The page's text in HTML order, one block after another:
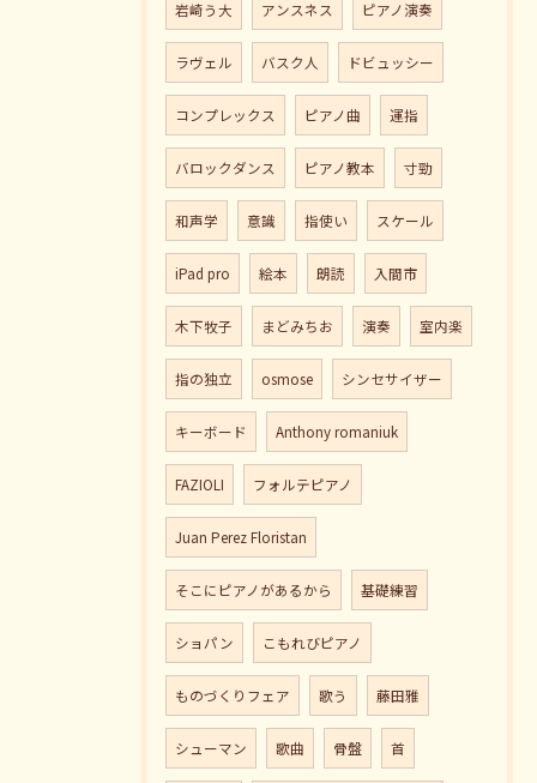
岩崎う大 アンスネス ピアノ演奏
ラヴェル バスク人 ドビュッシー
コンプレックス ピアノ曲 運指
バロックダンス ピアノ教本 寸勁
和声学 意識 指使い スケール
iPad pro 絵本 朗読 入間市
木下牧子 まどみちお 演奏 室内楽
指の独立 osmose シンセサイザー
キーボード Anthony romaniuk
FAZIOLI フォルテピアノ
Juan Perez Floristan
そこにピアノがあるから 基礎練習
ショパン こもれびピアノ
ものづくりフェア 歌う 藤田雅
シューマン 歌曲 骨盤 首